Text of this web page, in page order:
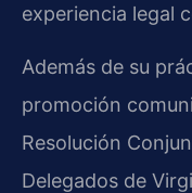
experiencia legal
Además de su
promoción
Resolución
Delegados de